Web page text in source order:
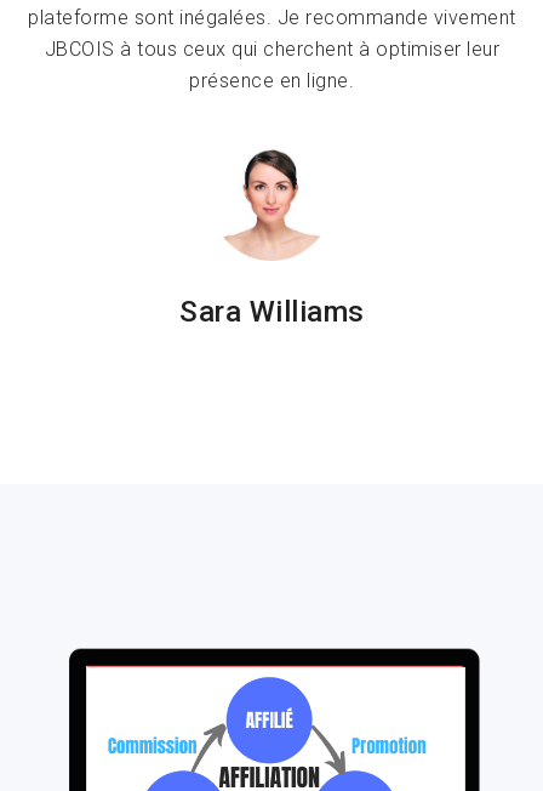
plateforme sont inégalées. Je recommande vivement
JBCOIS à tous ceux qui cherchent à optimiser leur
présence en ligne.
Sara Williams